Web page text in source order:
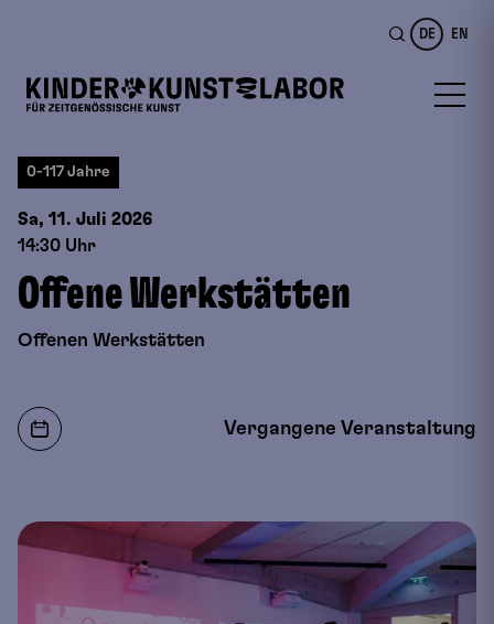
DE EN
0-117 Jahre
Sa, 11. Juli 2026
14:30 Uhr
Offene Werkstätten
Offenen Werkstätten
Vergangene Veranstaltung